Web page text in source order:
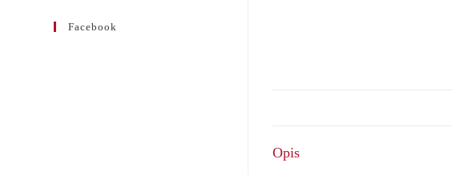
Opis
Facebook